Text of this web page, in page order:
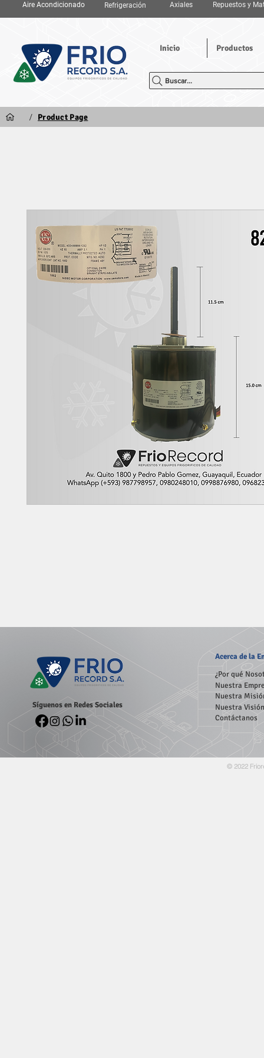
Aire Acondicionado Refrigeración Axiales Repuestos y
Inicio Productos
Buscar...
/ Product Page
Síguenos en Redes Sociales
Acercade la
¿Por qué
Nuestra
Nuestra
Nuestra Visión
Contáctanos
© 2022